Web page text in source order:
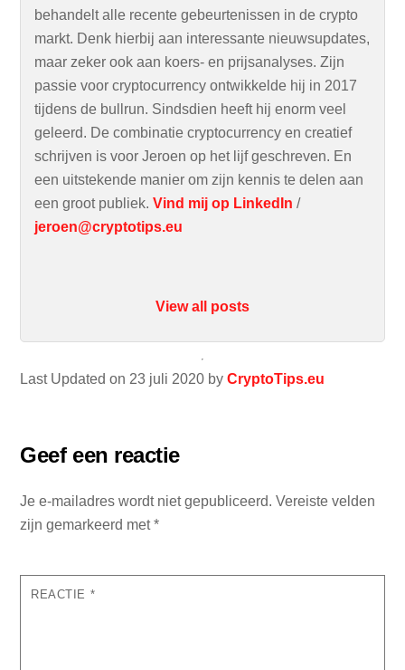
Last Updated on 23 juli 2020 byCryptoTips.eu
behandelt alle recente gebeurtenissen in de crypto
markt. Denk hierbij aan interessante nieuwsupdates,
maar zeker ook aan koers- en prijsanalyses. Zijn
passie voor cryptocurrency ontwikkelde hij in 2017
tijdens de bullrun. Sindsdien heeft hij enorm veel
geleerd. De combinatie cryptocurrency en creatief
schrijven is voor Jeroen op het lijf geschreven. En
een uitstekende manier om zijn kennis te delen aan
een groot publiek.Vind mij op LinkedIn /
jeroen@cryptotips.eu
View all posts
Geef een reactie
Je e-mailadres wordt niet gepubliceerd. Vereiste velden
zijn gemarkeerd met*
REACTIE *